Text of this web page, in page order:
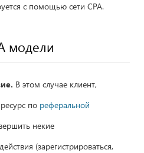
с помощью сети СРА.
модели
В этом случае клиент,
по реферальной
некие
(зарегистрироваться,